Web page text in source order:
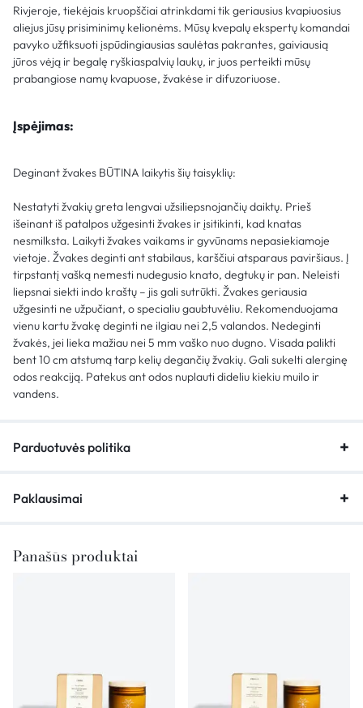
Rivjeroje, tiekėjais kruopščiai atrinkdami tik geriausius kvapiuosius
aliejus jūsų prisiminimų kelionėms. Mūsų kvepalų ekspertų komandai
pavyko užfiksuoti įspūdingiausias saulėtas pakrantes, gaiviausią
jūros vėją ir begalę ryškiaspalvių laukų, ir juos perteikti mūsų
prabangiose namų kvapuose, žvakėse ir difuzoriuose.
Įspėjimas:
Deginant žvakes BŪTINA laikytis šių taisyklių:
Nestatyti žvakių greta lengvai užsiliepsnojančių daiktų. Prieš
išeinant iš patalpos užgesinti žvakes ir įsitikinti, kad knatas
nesmilksta. Laikyti žvakes vaikams ir gyvūnams nepasiekiamoje
vietoje. Žvakes deginti ant stabilaus, karščiui atsparaus paviršiaus. Į
tirpstantį vašką nemesti nudegusio knato, degtukų ir pan. Neleisti
liepsnai siekti indo kraštų – jis gali sutrūkti. Žvakes geriausia
užgesinti ne užpučiant, o specialiu gaubtuvėliu. Rekomenduojama
vienu kartu žvakę deginti ne ilgiau nei 2,5 valandos. Nedeginti
žvakės, jei lieka mažiau nei 5 mm vaško nuo dugno. Visada palikti
bent 10 cm atstumą tarp kelių degančių žvakių. Gali sukelti alerginę
odos reakciją. Patekus ant odos nuplauti dideliu kiekiu muilo ir
vandens.
Parduotuvės politika
Paklausimai
Panašūs produktai